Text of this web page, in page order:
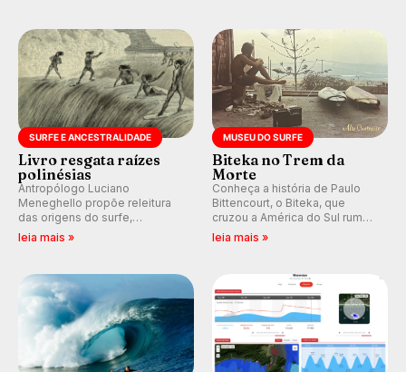
km/h em Itanhaém.
SURFE E ANCESTRALIDADE
Livro resgata raízes
polinésias
Antropólogo Luciano
Meneghello propõe releitura
das origens do surfe,
resgatando a cultura polinésia
prática em esporte e indústria.
leia mais »
MUSEU DO SURFE
Biteka no Trem da
Morte
Conheça a história de Paulo
Bittencourt, o Biteka, que
cruzou a América do Sul rumo
ao Pacífico em uma jornada
leia mais »